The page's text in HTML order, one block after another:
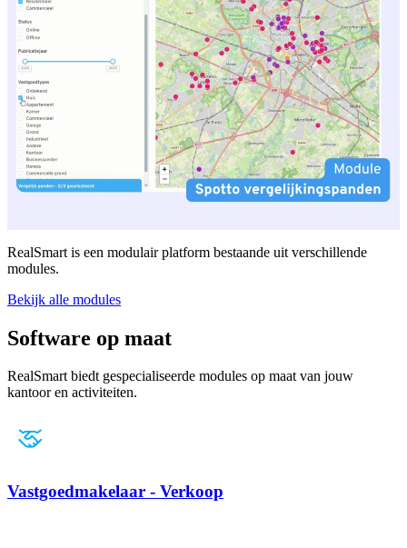
RealSmart is een modulair platform bestaande uit verschillende
modules.
Bekijk alle modules
Software op maat
RealSmart biedt gespecialiseerde modules op maat van jouw
kantoor en activiteiten.
Vastgoedmakelaar - Verkoop